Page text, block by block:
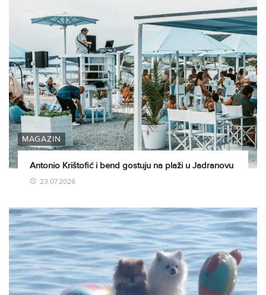
MAGAZIN
Antonio Krištofić i bend gostuju na plaži u Jadranovu
23.07.2026